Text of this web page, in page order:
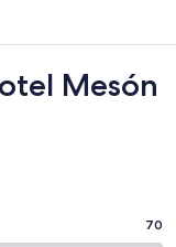
Mesón
70